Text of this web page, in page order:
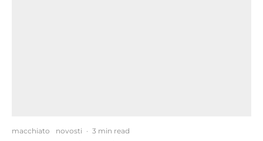
macchiato novosti · 3 min read